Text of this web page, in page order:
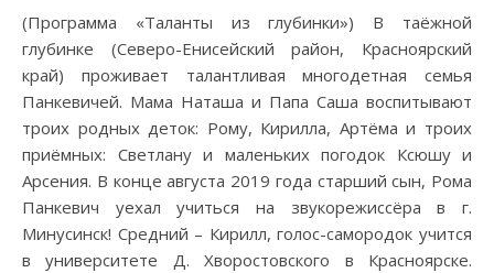
(Программа «Таланты из глубинки») В таёжной
глубинке (Северо-Енисейский район, Красноярский
край) проживает талантливая многодетная семья
Панкевичей. Мама Наташа и Папа Саша воспитывают
троих родных деток: Рому, Кирилла, Артёма и троих
приёмных: Светлану и маленьких погодок Ксюшу и
Арсения. В конце августа 2019 года старший сын, Рома
Панкевич уехал учиться на звукорежиссёра в г.
Минусинск! Средний – Кирилл, голос-самородок учится
в университете Д. Хворостовского в Красноярске.